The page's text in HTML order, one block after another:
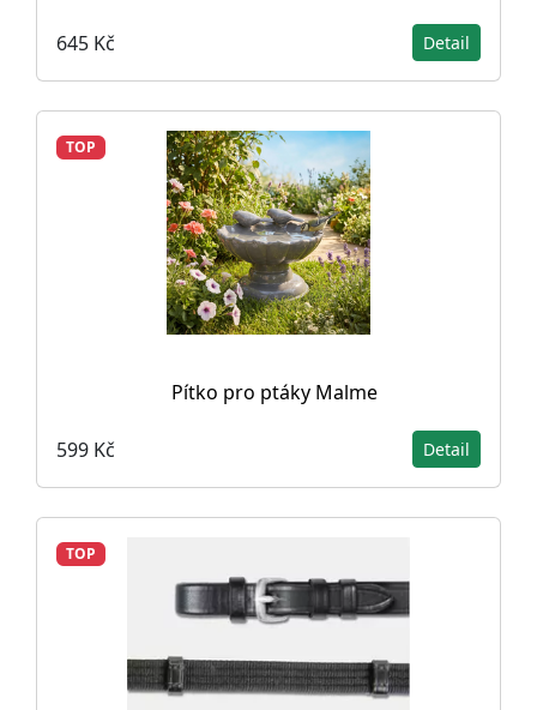
645 Kč Detail
TOP
Pítko pro ptáky Malme
599 Kč Detail
TOP